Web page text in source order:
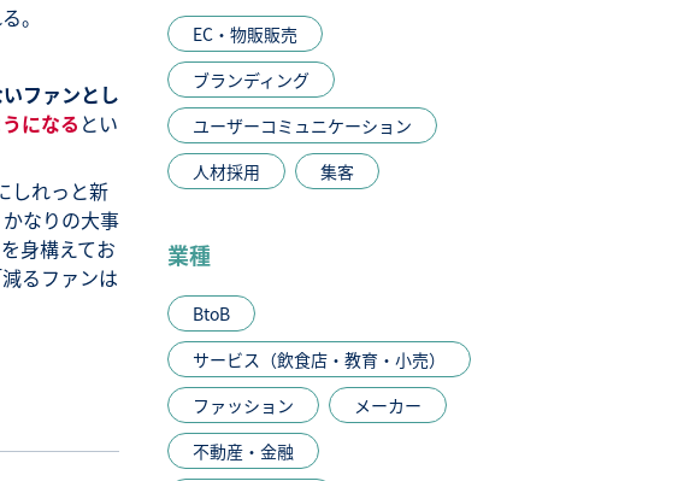
。
ファンとし
になる とい
しれっと新
なりの大事
身構えてお
るファンは
EC・物販販売
ブランディング
ユーザーコミュニケーション
人材採用
集客
業種
BtoB
サービス（飲食店・教育・小売）
ファッション
メーカー
不動産・金融